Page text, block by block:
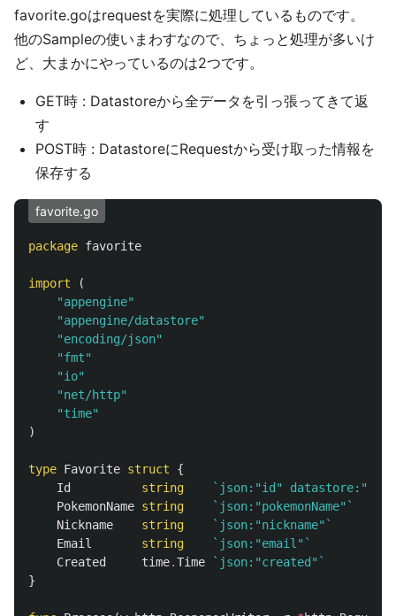
favorite.goはrequestを実際に処理しているものです。
他のSampleの使いまわすなので、ちょっと処理が多いけ
ど、大まかにやっているのは2つです。
GET時 : Datastoreから全データを引っ張ってきて返
す
POST時 : DatastoreにRequestから受け取った情報を
保存する
favorite.go
package favorite
import
(
"appengine"
"appengine/datastore"
"encoding/json"
"fmt"
"io"
"net/http"
"time"
)
type Favorite struct
{
Id
string
`json:"id" datastore:"-"`
PokemonName string
`json:"pokemonName"`
Nickname
string
`json:"nickname"`
Email
string
`json:"email"`
Created
time.Time
`json:"created"`
}